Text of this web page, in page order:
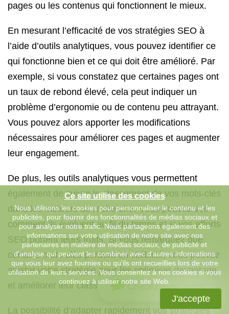
pages ou les contenus qui fonctionnent le mieux.
En mesurant l’efficacité de vos stratégies SEO à
l’aide d’outils analytiques, vous pouvez identifier ce
qui fonctionne bien et ce qui doit être amélioré. Par
exemple, si vous constatez que certaines pages ont
un taux de rebond élevé, cela peut indiquer un
problème d’ergonomie ou de contenu peu attrayant.
Vous pouvez alors apporter les modifications
nécessaires pour améliorer ces pages et augmenter
leur engagement.
De plus, les outils analytiques vous permettent
également de suivre le classement de vos mots-clés
dans les moteurs de recherche. Vous pouvez voir
comment ils évoluent au fil du temps et si vos efforts
SEO portent leurs fruits. Si vous remarquez que
certains mots-clés perdent en visibilité, vous pouvez
ajuster votre stratégie pour les optimiser davantage
et améliorer leur classement.
La possibilité d’adapter rapidement vos stratégies
Chattez avec nous
Ce site utilise des cookies
Nous utilisons les cookies pour personnaliser le contenu et les
publicités, pour fournir des fonctionnalités de médias sociaux et
pour analyser notre trafic. Nous partageons également des
informations sur votre utilisation de notre site avec nos
partenaires en matière de médias sociaux, de publicité et
d'analyse qui peuvent les combiner avec d'autres informations
que vous leur avez fournies ou qu'ils ont recueillies lors de votre
utilisation de leurs services. Vous consentez à nos cookies si vous
continuez à utiliser notre site Web.
J'accepte